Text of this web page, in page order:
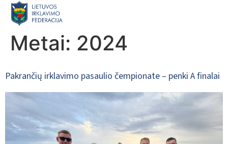
Metai: 2024
Pakrančių irklavimo pasaulio čempionate – penki A finalai